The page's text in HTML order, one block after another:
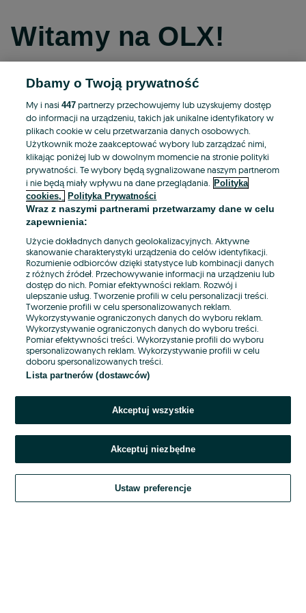
Witamy na OLX!
Kontynuuj przez Facebooka
Kontynuuj przez konto Apple
Kontynuuj przez konto Google
LUB
E-mail
Hasło
Nie pamiętasz hasła?
Zaloguj się
Kontynuując za pośrednictwem jednego z dostawców wskazanych powyżej,
Regulamin serwisu OLX.pl w jego aktualnym brzmieniu.
Dbamy o Twoją prywatność
My i nasi447 partnerzy przechowujemy lub uzyskujemy dostęp
do informacji na urządzeniu, takich jak unikalne identyfikatory w
plikach cookie w celu przetwarzania danych osobowych.
Użytkownik może zaakceptować wybory lub zarządzać nimi,
klikając poniżej lub w dowolnym momencie na stronie polityki
prywatności. Te wybory będą sygnalizowane naszym partnerom
i nie będą miały wpływu na dane przeglądania.
Polityka
cookies,
Polityka Prywatności
Wraz z naszymi partnerami przetwarzamy dane w celu
zapewnienia:
Użycie dokładnych danych geolokalizacyjnych. Aktywne
skanowanie charakterystyki urządzenia do celów identyfikacji.
Rozumienie odbiorców dzięki statystyce lub kombinacji danych
z różnych źródeł. Przechowywanie informacji na urządzeniu lub
dostęp do nich. Pomiar efektywności reklam. Rozwój i
ulepszanie usług. Tworzenie profili w celu personalizacji treści.
Tworzenie profili w celu spersonalizowanych reklam.
Wykorzystywanie ograniczonych danych do wyboru reklam.
Wykorzystywanie ograniczonych danych do wyboru treści.
Pomiar efektywności treści. Wykorzystanie profili do wyboru
spersonalizowanych reklam. Wykorzystywanie profili w celu
doboru spersonalizowanych treści.
Lista partnerów (dostawców)
Akceptuj wszystkie
Akceptuj niezbędne
Ustaw preferencje